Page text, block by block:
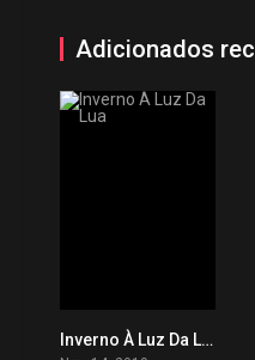
Adicionados
0Inverno À Luz Da Lua